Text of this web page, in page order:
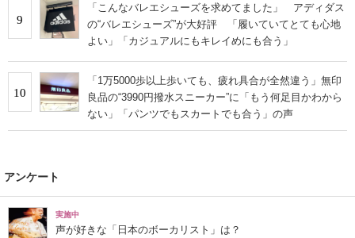
9
「こんなバレエシューズを求めてました」 アディダス
の“バレエシューズ”が大好評 「履いていてとても心地
よい」「カジュアルにもキレイめにも合う」
10
「1万5000歩以上歩いても、疲れ具合が全然違う」無印
良品の“3990円撥水スニーカー”に「もう何足目かわから
ない」「パンツでもスカートでも合う」の声
アンケート
実施中
声が好きな「日本のボーカリスト」は？